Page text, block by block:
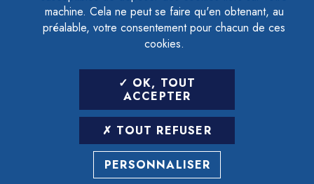
machine. Cela ne peut se faire qu'en obtenant, au
préalable, votre consentement pour chacun de ces
cookies.
OK, TOUT
ACCEPTER
TOUT REFUSER
PERSONNALISER
GESTION DES COOKIES
LETTRE D'INFORMATION
SAISIR VOTRE ADRESSE E-MAIL
POUR VOUS INSCRIRE :
ARCHIVES DÉSINSCRIPTION